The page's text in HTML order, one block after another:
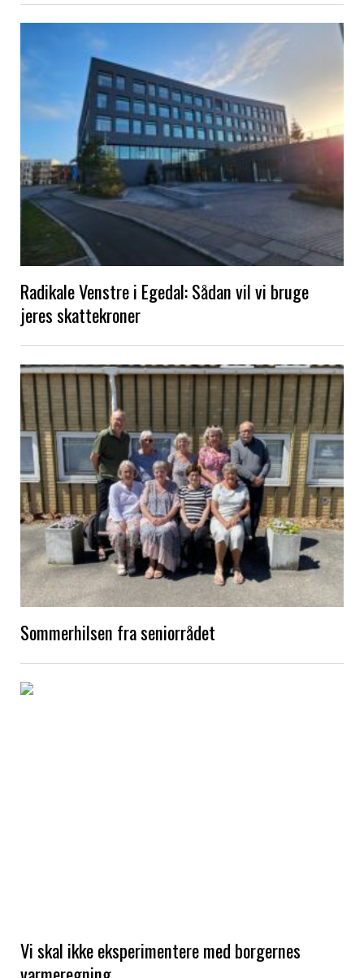
Radikale Venstre i Egedal: Sådan vil vi bruge
jeres skattekroner
Sommerhilsen fra seniorrådet
Vi skal ikke eksperimentere med borgernes